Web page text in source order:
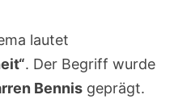
lautet
. Der Begriff wurde
Bennis geprägt.